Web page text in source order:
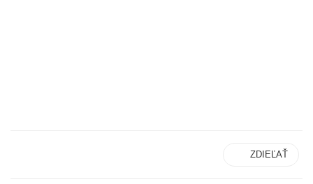
ZDIEĽAŤ